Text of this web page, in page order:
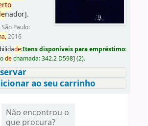
nador].
São Paulo:
2016
de:Itens disponíveis para empréstimo:
dechamada:342.2 D598] (2).
ao seu carrinho
Não encontrou o
que procura?